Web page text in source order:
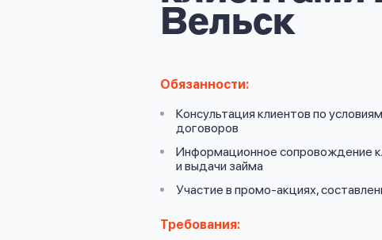
Вельск
Обязанности:
Консультация клиентов по
договоров
Информационное сопровождение
и выдачи займа
Участие в промо-акциях,
Требования:
Войти под другим номером